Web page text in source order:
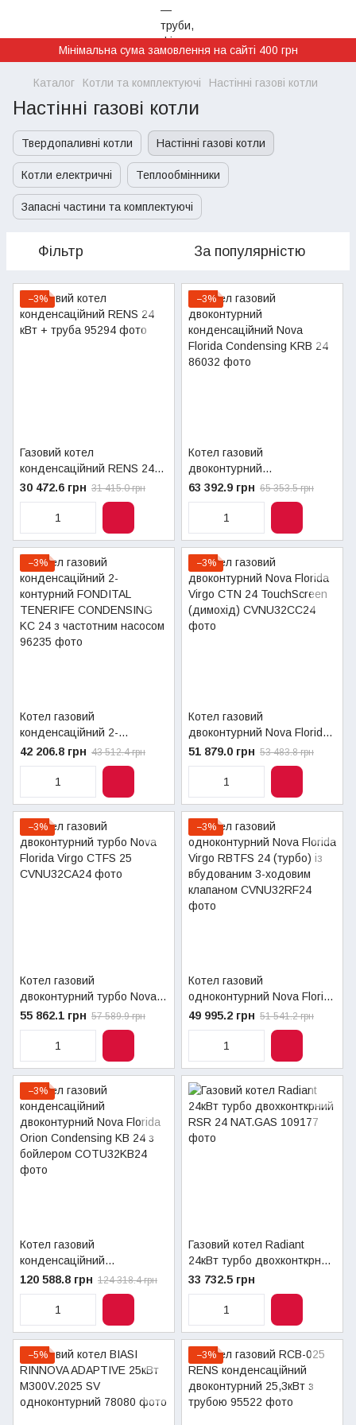
Мінімальна сума замовлення на сайті 400 грн
Каталог Котли та комплектуючі Настінні газові котли
Настінні газові котли
Твердопаливні котли Настінні газові котли
Котли електричні Теплообмінники
Запасні частини та комплектуючі
Фільтр За популярністю
−3%
Газовий котел
конденсаційний RENS 24
кВт + труба
30 472.6 грн 31 415.0 грн
−3%
Котел газовий
двоконтурний
конденсаційний Nova
Florida Condensing KRB 24
63 392.9 грн 65 353.5 грн
−3%
Котел газовий
конденсаційний 2-
контурний FONDITAL
TENERIFE CONDENSING
KC 24 з частотним насосом
42 206.8 грн 43 512.4 грн
−3%
Котел газовий
двоконтурний Nova Florida
Virgo CTN 24 TouchScreen
(димохід)
51 879.0 грн 53 483.8 грн
−3%
Котел газовий
двоконтурний турбо Nova
Florida Virgo CTFS 25
55 862.1 грн 57 589.9 грн
−3%
Котел газовий
одноконтурний Nova Florida
Virgo RBTFS 24 (турбо) із
вбудованим 3-ходовим
клапаном
49 995.2 грн 51 541.2 грн
−3%
Котел газовий
конденсаційний
двоконтурний Nova Florida
Orion Condensing KB 24 з
бойлером
120 588.8 грн 124 318.4 грн
Газовий котел Radiant
24кВт турбо двохконткрний
RSR 24 NAT.GAS
33 732.5 грн
−5% −3%